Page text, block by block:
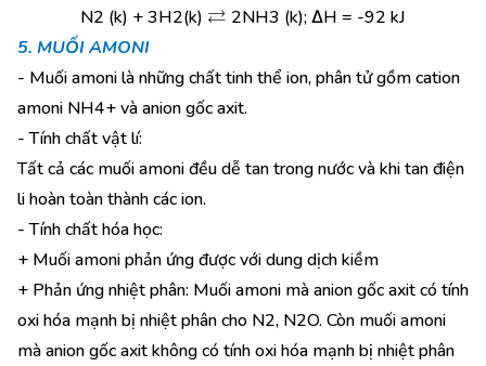
N2 (k) + 3H2(k)
2NH3 (k); ∆H = -92 kJ
5. MUỐI AMONI
- Muối amoni là những chất tinh thể ion, phân tử gồm cation
amoni NH4+ và anion gốc axit.
- Tính chất vật lí:
Tất cả các muối amoni đều dễ tan trong nước và khi tan điện
li hoàn toàn thành các ion.
- Tính chất hóa học:
+ Muối amoni phản ứng được với dung dịch kiềm
+ Phản ứng nhiệt phân: Muối amoni mà anion gốc axit có tính
oxi hóa mạnh bị nhiệt phân cho N2, N2O. Còn muối amoni
mà anion gốc axit không có tính oxi hóa mạnh bị nhiệt phân